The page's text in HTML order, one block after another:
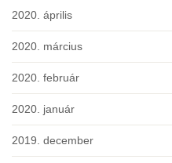
2020. április
2020. március
2020. február
2020. január
2019. december